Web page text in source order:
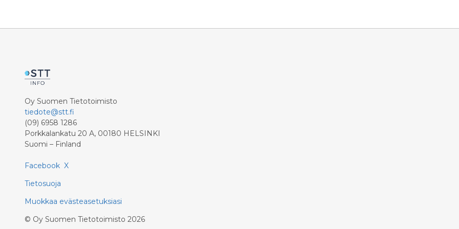
Oy Suomen Tietotoimisto
tiedote@stt.fi
(09) 6958 1286
Porkkalankatu 20 A, 00180 HELSINKI
Suomi – Finland
Facebook X
Tietosuoja
Muokkaa evästeasetuksiasi
© Oy Suomen Tietotoimisto 2026